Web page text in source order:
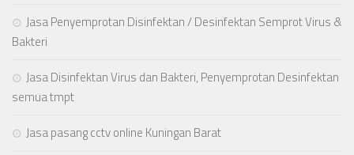
Jasa Penyemprotan Disinfektan / Desinfektan Semprot Virus &
Bakteri
Jasa Disinfektan Virus dan Bakteri, Penyemprotan Desinfektan
semua tmpt
Jasa pasang cctv online Kuningan Barat